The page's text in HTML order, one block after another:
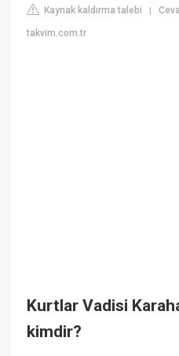
Kaynak kaldırma talebi |
takvim.com.tr
Kurtlar Vadisi
kimdir?